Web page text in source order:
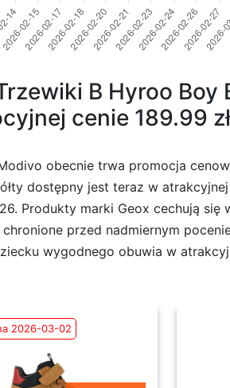
B Hyroo Boy
cenie 189.99
obecnie trwa promocja
dostępny jest teraz w
Produkty marki Geox cechują
przed nadmiernym
wygodnego obuwia w
2026-03-02